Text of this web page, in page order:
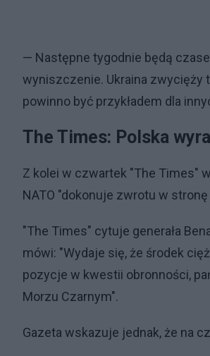
— Następne tygodnie będą
wyniszczenie. Ukraina zwycięży
powinno być przykładem dla
The Times: Polska
Z kolei w czwartek "The Times"
NATO "dokonuje zwrotu w
"The Times" cytuje generała
mówi: "Wydaje się, że środek
pozycje w kwestii obronności,
Morzu Czarnym".
Gazeta wskazuje jednak, że na